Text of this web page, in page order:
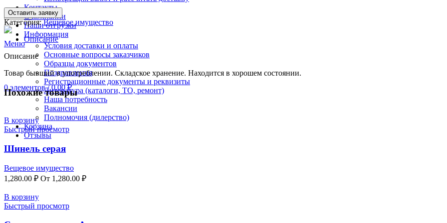
Search
Меню
0элементов / 0.00₽
Контакты
О компании
Наши отгрузки
Информация
Условия доставки и оплаты
Основные вопросы заказчиков
Образцы документов
Поздравления
Регистрационные документы и реквизиты
Литература (каталоги, ТО, ремонт)
Наша потребность
Вакансии
Полномочия (дилерство)
Корзина
Отзывы
Оставить заявку
Категория: Вещевое имущество
Описание
Описание
Товар бывший в употреблении. Складское хранение. Находится в хорошем состоянии.
Похожие товары
В корзину
Быстрый просмотр
Шинель серая
Вещевое имущество
1,280.00 ₽ От 1,280.00 ₽
В корзину
Быстрый просмотр